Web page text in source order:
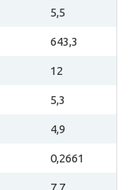
5,5
643,3
12
5,3
4,9
0,2661